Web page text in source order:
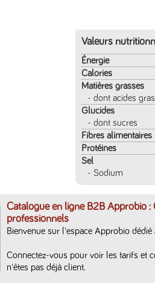
Valeurs
Énergie
Calories
Matières grasses
- dont acides
Glucides
- dont sucres
Fibres alimentaires
Protéines
Sel
- Sodium
Catalogue en ligne B2B Approbio
professionnels
Bienvenue sur l'espace Approbio
Connectez-vous pour voir les tarifs et
n'êtes pas déjà client.